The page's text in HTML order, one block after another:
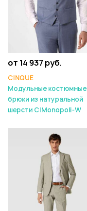
от 14 937 руб.
CINQUE
Модульные костюмные
брюки из натуральной
шерсти CIMonopoli-W